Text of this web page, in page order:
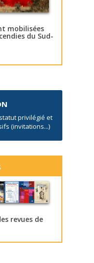
mobilisées
du Sud-
privilégié et
(invitations...)
revues de